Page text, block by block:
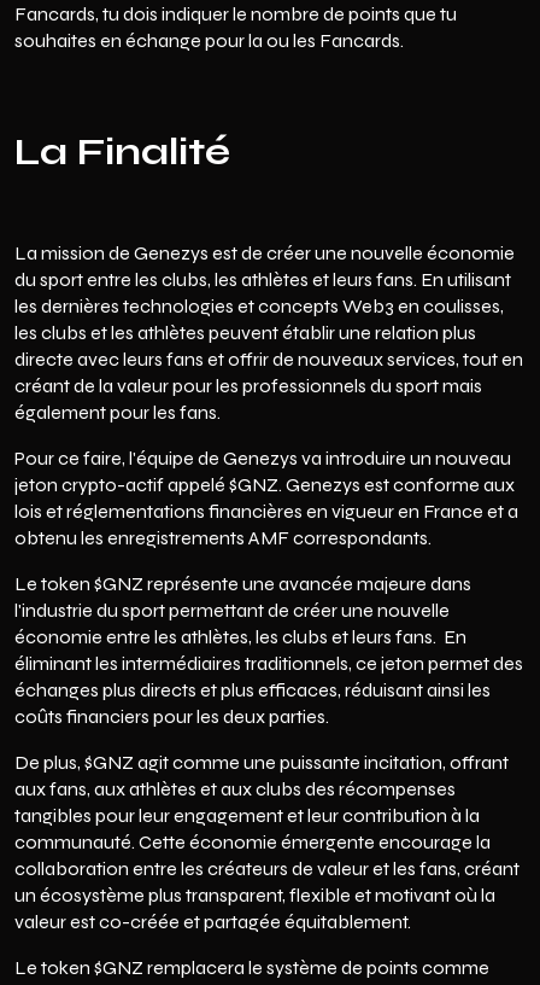
Fancards, tu dois indiquer le nombre de points que tu
souhaites en échange pour la ou les Fancards.
La Finalité
La mission de Genezys est de créer une nouvelle économie
du sport entre les clubs, les athlètes et leurs fans. En utilisant
les dernières technologies et concepts Web3 en coulisses,
les clubs et les athlètes peuvent établir une relation plus
directe avec leurs fans et offrir de nouveaux services, tout en
créant de la valeur pour les professionnels du sport mais
également pour les fans.
Pour ce faire, l'équipe de Genezys va introduire un nouveau
jeton crypto-actif appelé $GNZ. Genezys est conforme aux
lois et réglementations financières en vigueur en France et a
obtenu les enregistrements AMF correspondants.
Le token $GNZ représente une avancée majeure dans
l'industrie du sport permettant de créer une nouvelle
économie entre les athlètes, les clubs et leurs fans. En
éliminant les intermédiaires traditionnels, ce jeton permet des
échanges plus directs et plus efficaces, réduisant ainsi les
coûts financiers pour les deux parties.
De plus, $GNZ agit comme une puissante incitation, offrant
aux fans, aux athlètes et aux clubs des récompenses
tangibles pour leur engagement et leur contribution à la
communauté. Cette économie émergente encourage la
collaboration entre les créateurs de valeur et les fans, créant
un écosystème plus transparent, flexible et motivant où la
valeur est co-créée et partagée équitablement.
Le token $GNZ remplacera le système de points comme